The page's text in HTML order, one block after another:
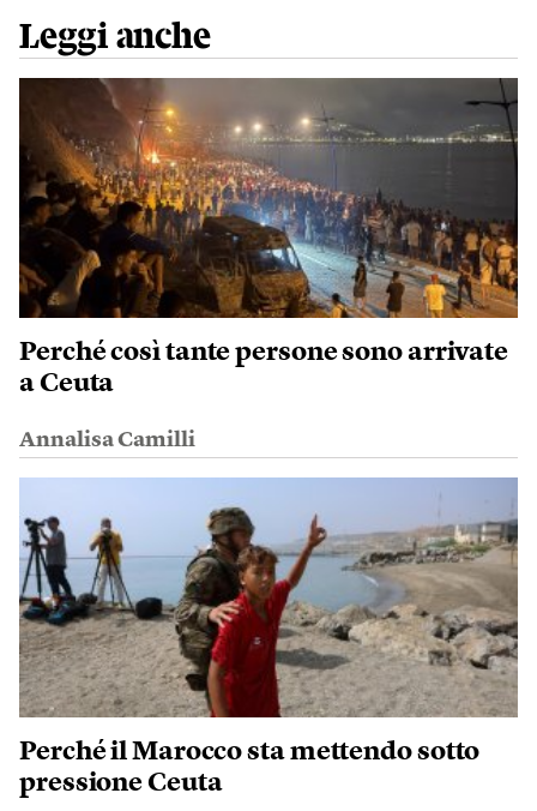
Leggi anche
Perché così tante persone sono arrivate
a Ceuta
Annalisa Camilli
Perché il Marocco sta mettendo sotto
pressione Ceuta